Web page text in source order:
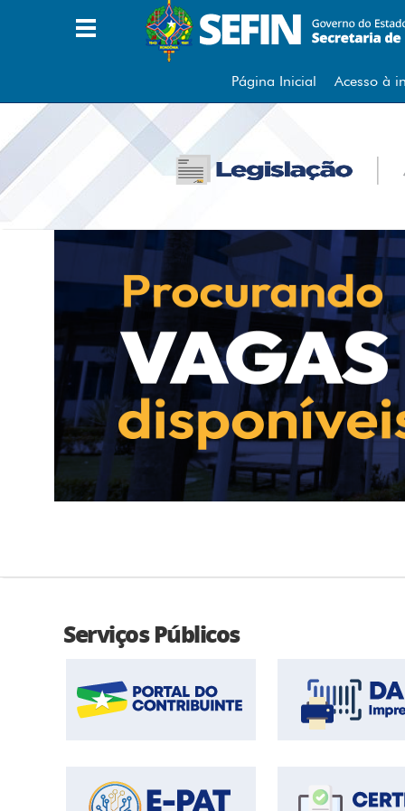
Base de Cálculo (Café/Metal)
C
Carta de Anuência à PGE
Cartão Cidade
Certidão Negativa
Cidadania Empresarial
Consulta Internamento Notas
Consultar Ordem de Serviço
Contatos
D
DARE Avulso
DEC DIRF
Denúncia Eletrônica
DFe Download
E
E-pat
Fundo de Participação dos Municípos
Página Inicial Acesso à
Serviços Públicos